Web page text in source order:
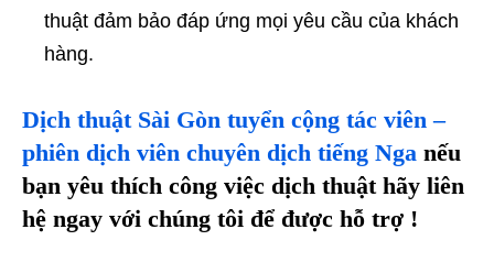
thuật đảm bảo đáp ứng mọi yêu cầu của khách
hàng.
Dịch thuật Sài Gòn tuyển cộng tác viên –
phiên dịch viên chuyên dịch tiếng Nga nếu
bạn yêu thích công việc dịch thuật hãy liên
hệ ngay với chúng tôi để được hỗ trợ !